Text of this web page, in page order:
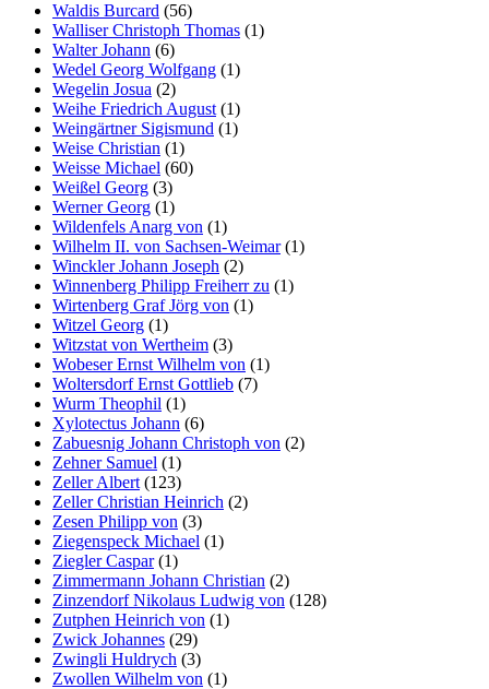
Waldis Burcard (56)
Walliser Christoph Thomas (1)
Walter Johann (6)
Wedel Georg Wolfgang (1)
Wegelin Josua (2)
Weihe Friedrich August (1)
Weingärtner Sigismund (1)
Weise Christian (1)
Weisse Michael (60)
Weißel Georg (3)
Werner Georg (1)
Wildenfels Anarg von (1)
Wilhelm II. von Sachsen-Weimar(1)
Winckler Johann Joseph (2)
Winnenberg Philipp Freiherr zu (1)
Wirtenberg Graf Jörg von (1)
Witzel Georg (1)
Witzstat von Wertheim (3)
Wobeser Ernst Wilhelm von (1)
Woltersdorf Ernst Gottlieb (7)
Wurm Theophil (1)
Xylotectus Johann (6)
Zabuesnig Johann Christoph von (2)
Zehner Samuel (1)
Zeller Albert (123)
Zeller Christian Heinrich (2)
Zesen Philipp von (3)
Ziegenspeck Michael (1)
Ziegler Caspar(1)
Zimmermann Johann Christian (2)
Zinzendorf Nikolaus Ludwig von (128)
Zutphen Heinrich von (1)
Zwick Johannes (29)
Zwingli Huldrych (3)
Zwollen Wilhelm von (1)